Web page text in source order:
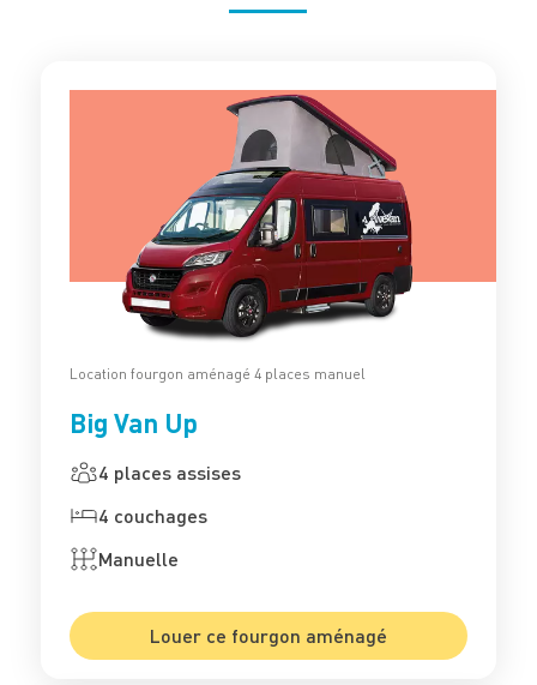
Location fourgon aménagé 4 places manuel
Big Van Up
4 places assises
4 couchages
Manuelle
Louer ce fourgon aménagé